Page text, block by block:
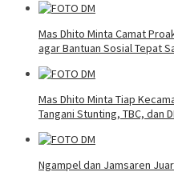
Mas Dhito Minta Camat
agar Bantuan Sosial Tepat
Mas Dhito Minta Tiap
Tangani Stunting, TBC, dan
Ngampel dan Jamsaren